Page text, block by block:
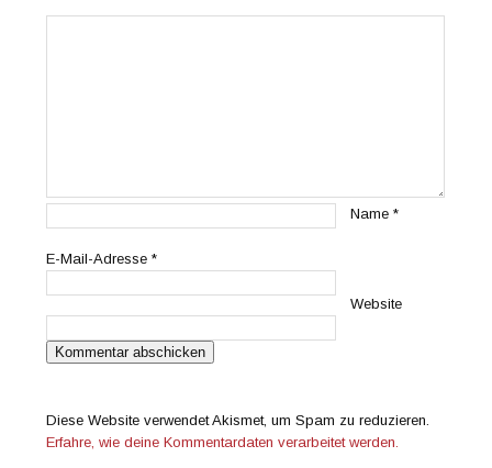
Name*
E-Mail-Adresse*
Website
Diese Website verwendet Akismet, um Spam zu reduzieren.
Erfahre, wie deine Kommentardaten verarbeitet werden.